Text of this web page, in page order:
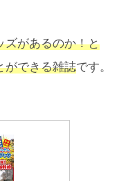
ズがあるのか！と
ができる雑誌です。